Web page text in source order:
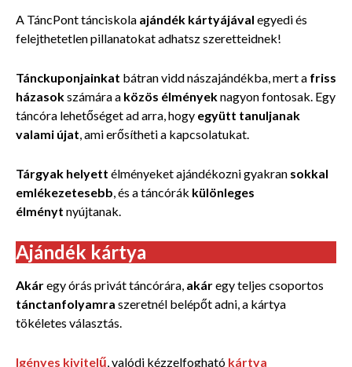
A TáncPont tánciskola ajándék kártyájával egyedi és
felejthetetlen pillanatokat adhatsz szeretteidnek!
Tánckuponjainkat bátran vidd nászajándékba, mert a friss
házasokszámára a közös élményeknagyon fontosak. Egy
táncóra lehetőséget ad arra, hogy együtt tanuljanak
valami újat, ami erősítheti a kapcsolatukat.
Tárgyak helyett élményeket ajándékozni gyakran sokkal
emlékezetesebb, és a táncórák különleges
élményt nyújtanak.
Ajándék kártya
Akáregy órás privát táncórára, akáregy teljes csoportos
tánctanfolyamra szeretnél belépőt adni, a kártya
tökéletes választás.
Igényes kivitelű, valódi kézzelfogható kártya